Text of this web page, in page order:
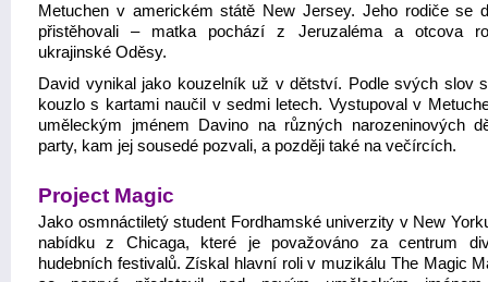
Metuchen v americkém státě New Jersey. Jeho rodiče se
přistěhovali – matka pochází z Jeruzaléma a otcova
ukrajinské Oděsy.
David vynikal jako kouzelník už v dětství. Podle svých slov
kouzlo s kartami naučil v sedmi letech. Vystupoval v
uměleckým jménem Davino na různých narozeninových
party, kam jej sousedé pozvali, a později také na večírcích.
Project Magic
Jako osmnáctiletý student Fordhamské univerzity v New
nabídku z Chicaga, které je považováno za centrum
hudebních festivalů. Získal hlavní roli v muzikálu The Magic